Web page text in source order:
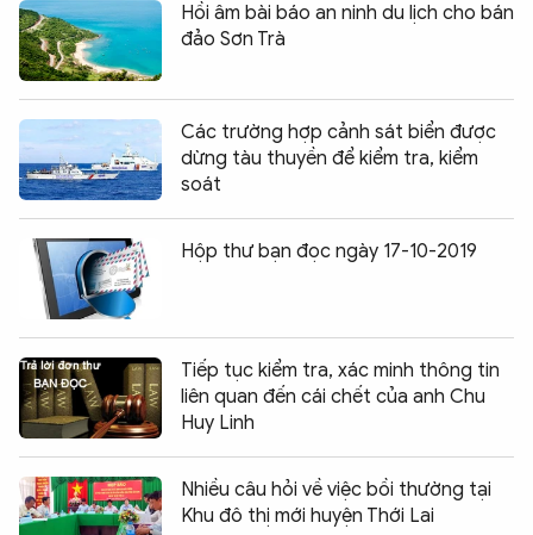
Hồi âm bài báo an ninh du lịch cho bán
đảo Sơn Trà
Các trường hợp cảnh sát biển được
dừng tàu thuyền để kiểm tra, kiểm
soát
Hộp thư bạn đọc ngày 17-10-2019
Tiếp tục kiểm tra, xác minh thông tin
liên quan đến cái chết của anh Chu
Huy Linh
Nhiều câu hỏi về việc bồi thường tại
Khu đô thị mới huyện Thới Lai